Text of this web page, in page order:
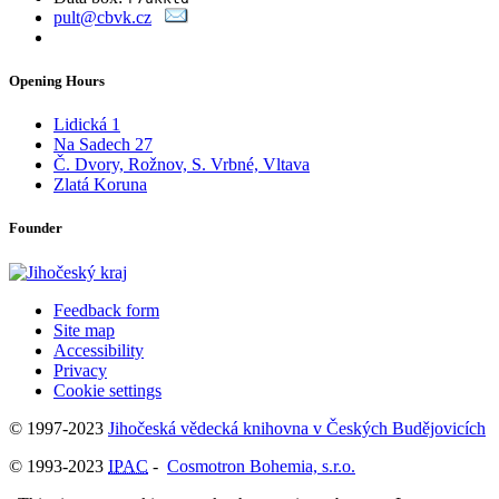
pult@cbvk.cz
Opening Hours
Lidická 1
Na Sadech 27
Č. Dvory, Rožnov, S. Vrbné, Vltava
Zlatá Koruna
Founder
Feedback form
Site map
Accessibility
Privacy
Cookie settings
© 1997-2023 Jihočeská vědecká knihovna v Českých Budějovicích
© 1993-2023 IPAC - Cosmotron Bohemia, s.r.o.